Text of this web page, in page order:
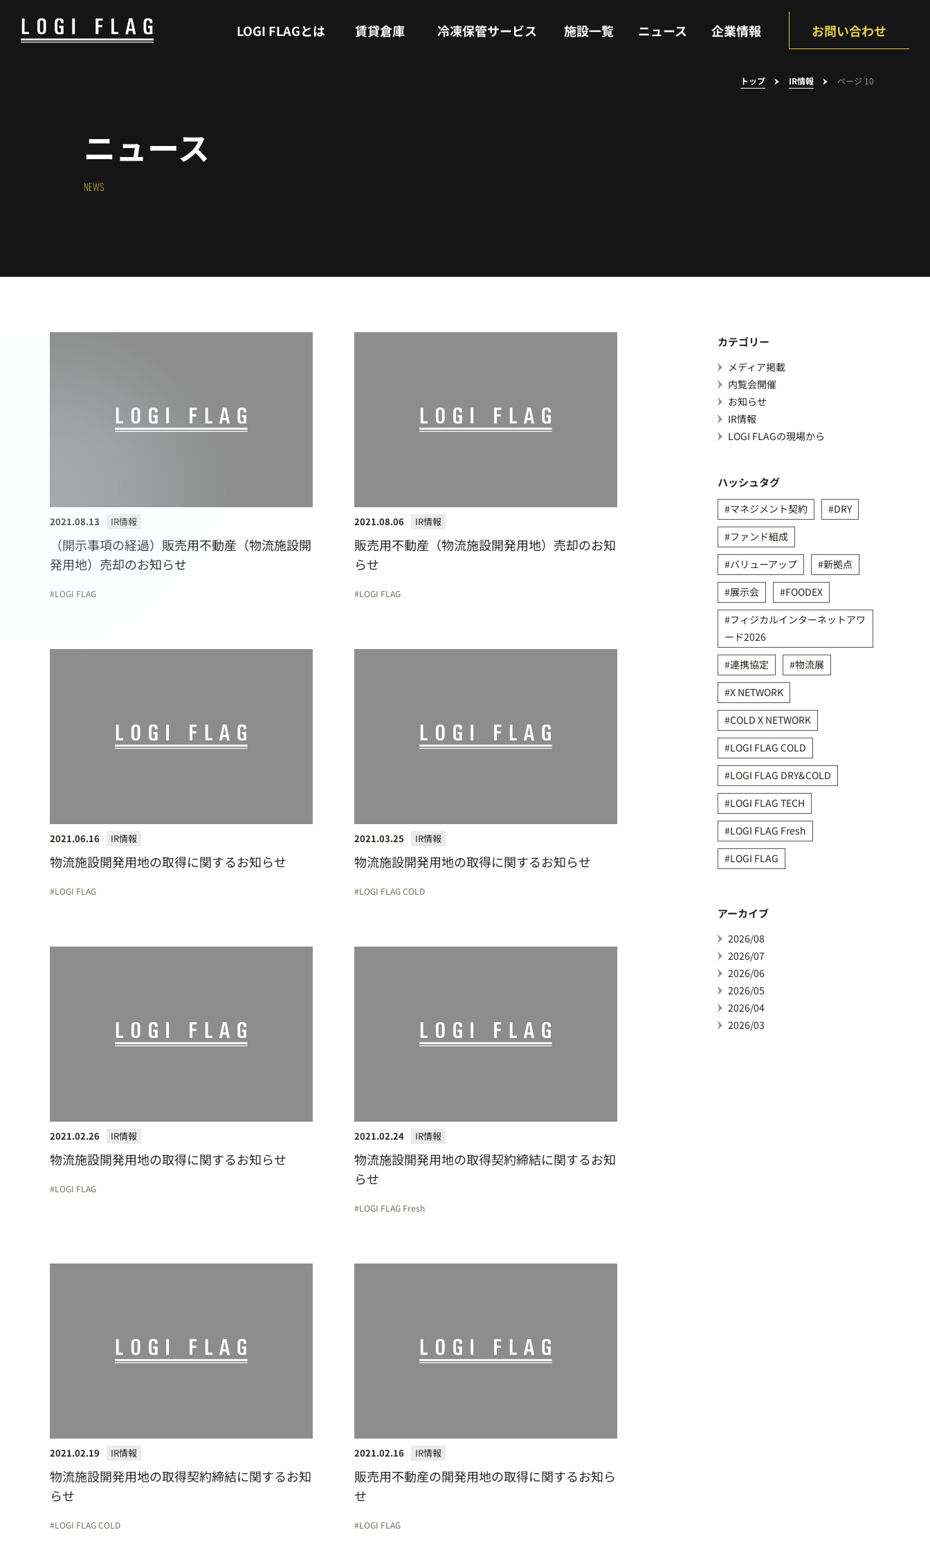
LOGI FLAGとは 賃貸倉庫 冷凍保管サービス 施設一覧 ニュース 企業情報 お問い合わせ
トップ IR情報 ページ 10
ニュース
NEWS
2021.08.13 IR情報
（開示事項の経過）販売用不動産（物流施設開
発用地）売却のお知らせ
LOGI FLAG
2021.08.06 IR情報
販売用不動産（物流施設開発用地）売却のお知
らせ
LOGI FLAG
2021.06.16 IR情報
物流施設開発用地の取得に関するお知らせ
LOGI FLAG
2021.03.25 IR情報
物流施設開発用地の取得に関するお知らせ
LOGI FLAG COLD
2021.02.26 IR情報
物流施設開発用地の取得に関するお知らせ
LOGI FLAG
2021.02.24 IR情報
物流施設開発用地の取得契約締結に関するお知
らせ
LOGI FLAG Fresh
2021.02.19 IR情報
物流施設開発用地の取得契約締結に関するお知
らせ
LOGI FLAG COLD
2021.02.16 IR情報
販売用不動産の開発用地の取得に関するお知ら
せ
LOGI FLAG
カテゴリー
メディア掲載
内覧会開催
お知らせ
IR情報
LOGI FLAGの現場から
ハッシュタグ
マネジメント契約
DRY
ファンド組成
バリューアップ
新拠点
展示会
FOODEX
フィジカルインターネットアワ
ード2026
連携協定
物流展
X NETWORK
COLD X NETWORK
LOGI FLAG COLD
LOGI FLAG DRY&COLD
LOGI FLAG TECH
LOGI FLAG Fresh
LOGI FLAG
アーカイブ
2026/08
2026/07
2026/06
2026/05
2026/04
2026/03